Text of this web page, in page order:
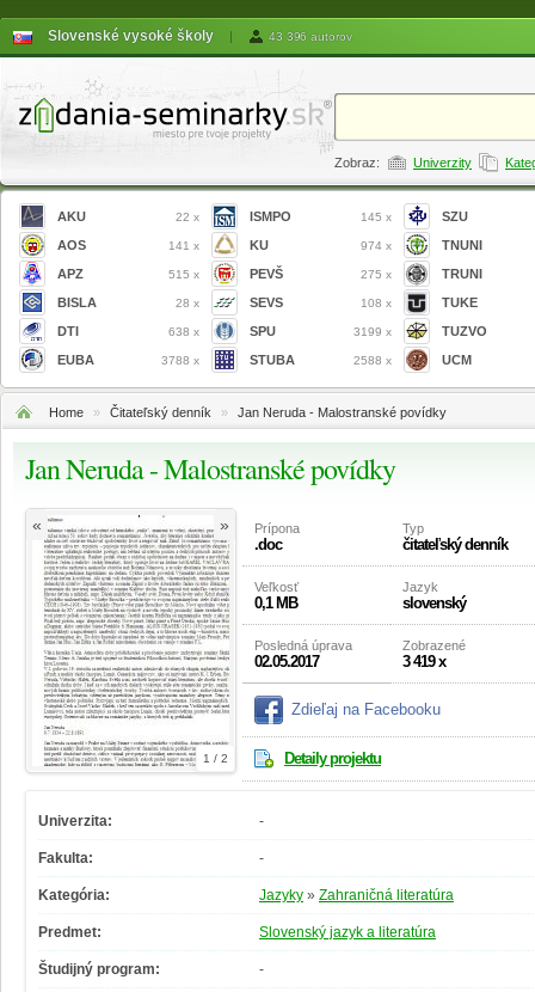
Slovenské vysoké školy | 43 396 autorov
Zobraz: Univerzity
AKU 22 x
AOS 141 x
APZ 515 x
BISLA 28 x
DTI 638 x
EUBA 3788 x
ISMPO 145 x
KU 974 x
PEVŠ 275 x
SEVS 108 x
SPU 3199 x
STUBA 2588 x
SZU
TNUNI
TRUNI
TUKE
TUZVO
UCM
Home » Čitateľský denník » Jan Neruda - Malostranské povídky
Jan Neruda - Malostranské povídky
1 / 2
« » Prípona
.doc
Typ
čitateľský denník
Veľkosť
0,1 MB
Jazyk
slovenský
Posledná úprava
02.05.2017
Zobrazené
3 419 x
Zdieľaj na Facebooku
Detaily projektu
Univerzita: -
Fakulta: -
Kategória: Jazyky » Zahraničná literatúra
Predmet: Slovenský jazyk a literatúra
Študijný program: -